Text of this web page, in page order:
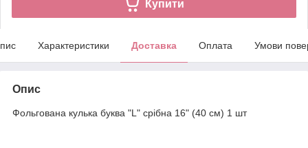
Купити
Характеристики Доставка Оплата Умови
Опис
Фольгована кулька буква "L" срібна 16" (40 см) 1 шт